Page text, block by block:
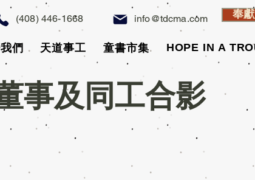
(408) 446-1668 info@tdcma.com 奉
們 天道事工 童書市集 HOPE IN A
事及同工合影